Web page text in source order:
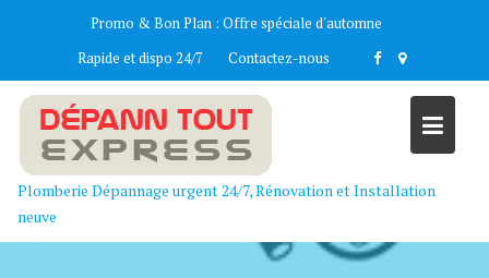
Promo & Bon Plan : Offre spéciale d'automne
Rapide et dispo 24/7
Contactez-nous
Plomberie Dépannage urgent 24/7, Rénovation et Installation
neuve